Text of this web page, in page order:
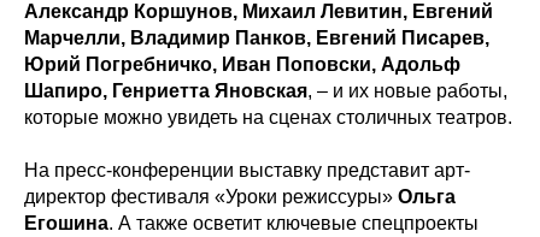
Александр Коршунов, Михаил Левитин, Евгений
Марчелли, Владимир Панков, Евгений Писарев,
Юрий Погребничко, Иван Поповски, Адольф
Шапиро, Генриетта Яновская, – и их новые работы,
которые можно увидеть на сценах столичных театров.
На пресс-конференции выставку представит арт-
директор фестиваля «Уроки режиссуры» Ольга
Егошина. А также осветит ключевые спецпроекты